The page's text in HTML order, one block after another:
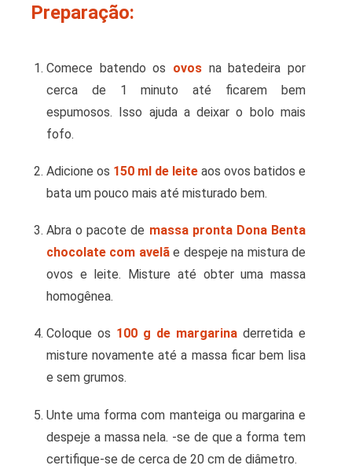
Preparação:
Comece batendo os ovos na batedeira por
cerca de 1 minuto até ficarem bem
espumosos. Isso ajuda a deixar o bolo mais
fofo.
Adicione os 150 ml de leite aos ovos batidos e
bata um pouco mais até misturado bem.
Abra o pacote de massa pronta Dona Benta
chocolate com avelãe despeje na mistura de
ovos e leite. Misture até obter uma massa
homogênea.
Coloque os 100 g de margarina derretida e
misture novamente até a massa ficar bem lisa
e sem grumos.
Unte uma forma com manteiga ou margarina e
despeje a massa nela. -se de que a forma tem
certifique-se de cerca de 20 cm de diâmetro.